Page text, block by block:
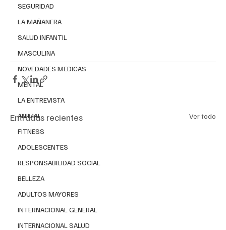
SEGURIDAD
LA MAÑANERA
SALUD INFANTIL
MASCULINA
NOVEDADES MEDICAS
MENTAL
LA ENTREVISTA
ANIMAL
FITNESS
ADOLESCENTES
RESPONSABILIDAD SOCIAL
BELLEZA
ADULTOS MAYORES
INTERNACIONAL GENERAL
INTERNACIONAL SALUD
Entradas recientes Ver todo